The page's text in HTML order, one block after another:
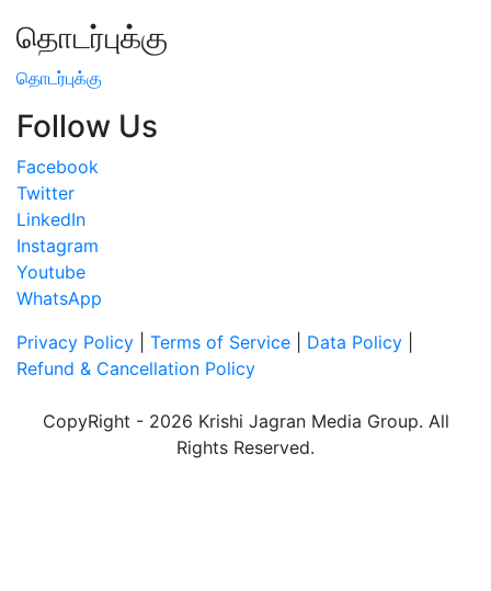
தொடர்புக்கு
தொடர்புக்கு
Follow Us
Facebook
Twitter
LinkedIn
Instagram
Youtube
WhatsApp
Privacy Policy
Terms of Service Data Policy
Refund & Cancellation Policy
CopyRight - 2026 Krishi Jagran Media Group. All
Rights Reserved.